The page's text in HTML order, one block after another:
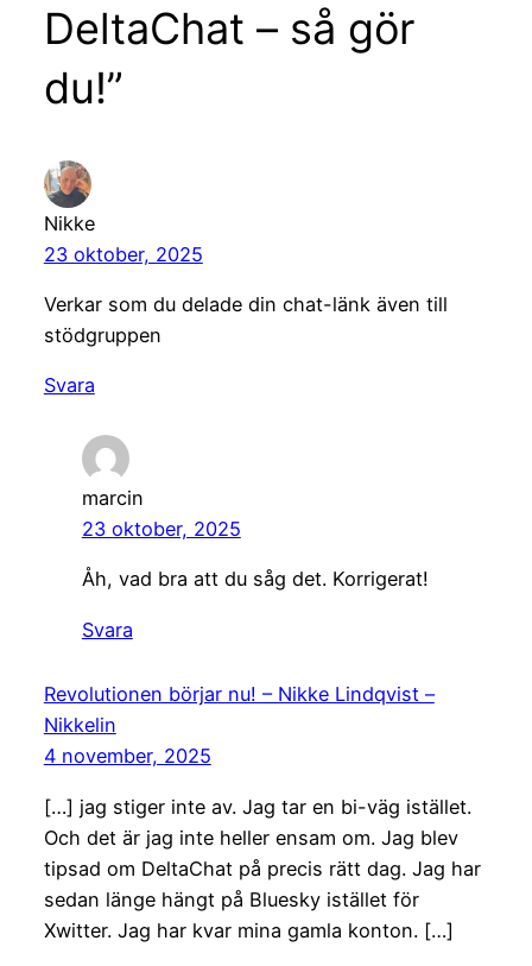
DeltaChat – så gör
du!”
Nikke
23 oktober, 2025
Verkar som du delade din chat-länk även till
stödgruppen
Svara
marcin
23 oktober, 2025
Åh, vad bra att du såg det. Korrigerat!
Svara
Revolutionen börjar nu! – Nikke Lindqvist –
Nikkelin
4 november, 2025
[…] jag stiger inte av. Jag tar en bi-väg istället.
Och det är jag inte heller ensam om. Jag blev
tipsad om DeltaChat på precis rätt dag. Jag har
sedan länge hängt på Bluesky istället för
Xwitter. Jag har kvar mina gamla konton. […]